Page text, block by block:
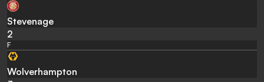
Stevenage
2
F
Wolverhampton